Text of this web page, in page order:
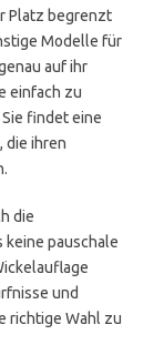
Platz begrenzt
Modelle für
auf ihr
einfach zu
findet eine
die ihren
die
keine pauschale
und
richtige Wahl zu